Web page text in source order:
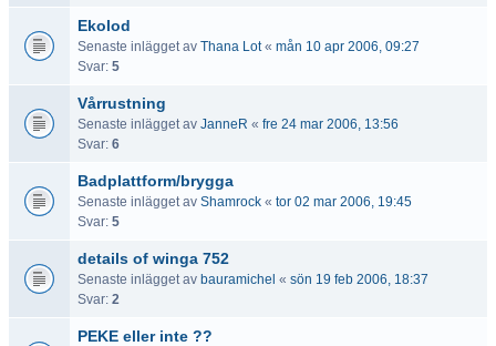
Ekolod
Senaste inlägget av Thana Lot« mån 10 apr 2006, 09:27
Svar: 5
Vårrustning
Senaste inlägget av JanneR « fre 24 mar 2006, 13:56
Svar: 6
Badplattform/brygga
Senaste inlägget av Shamrock « tor 02 mar 2006, 19:45
Svar: 5
details of winga 752
Senaste inlägget av bauramichel « sön 19 feb 2006, 18:37
Svar: 2
PEKE eller inte ??